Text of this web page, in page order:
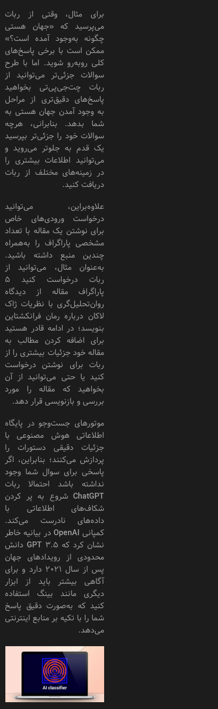
برای مثال، وقتی از ربات
می‌پرسید که «جهان هستی
چگونه به‌وجود آمده است؟»
ممکن است با برخی پاسخ‌های
کلی روبه‌رو شوید. اما با طرح
سوالات جزئی‌تر می‌توانید از
ربات ‌چت‌جی‌پی‌تی بخواهید
پاسخ‌های دقیق‌تری از مراحل
به‌ وجود آمدن جهان هستی به
شما بدهد. بنابرانی، هرچه
سوالات خود را جزئی‌تر بپرسید
یک قدم به جلوتر می‌روید و
می‌توانید اطلاعات بیشتری را
در زمینه‌های مختلف از ربات
دریافت کنید.
علاوه‌براین، می‌توانید
درخواست ورودی‌های خاص
برای نوشتن‌ یک مقاله با تعداد
مشخصی پاراگراف را به‌همراه
چندین منبع داشته باشید.
به‌عنوان مثال، می‌توانید از
ربات درخواست کنید ۵
پاراگراف مقاله از دیدگاه
روان‌تحلیل‌گری با نظریات ژاک
لاکان درباره رمان فرانکشتاین
بنویسد؛ در ادامه قادر هستید
برای اضافه کردن مطالب به
مقاله خود جزئیات بیشتری را از
ربات برای نوشتن درخواست
کنید یا حتی می‌توانید از آن
بخواهید که مقاله را مورد
بررسی و بازنویسی قرار دهد.
موتورهای جست‌وجو در پایگاه
اطلاعاتی هوش مصنوعی با
جزئیات دقیقی دستورات را
پردازش می‌کنند؛ بنابراین، اگر
پاسخی برای سوال شما وجود
نداشته باشد احتمالا ربات
‌ChatGPT شروع به پر کردن
شکاف‌های اطلاعاتی با
داده‌های نادرست می‌کند.
کمپانی OpenAI در بیانیه خاطر
نشان کرد که GPT 3.5 دانش
محدودی از رویدادهای جهان
پس از سال ۲۰۲۱ دارد و برای
آگاهی بیشتر باید از ابزار
دیگری مانند بینگ استفاده
کنید که به‌صورت دقیق پاسخ‌
شما را با تکیه بر منابع اینترنتی
می‌دهد.